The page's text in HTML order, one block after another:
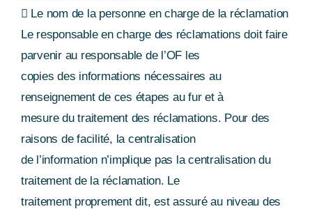
 Le nom de la personne en charge de la réclamation
Le responsable en charge des réclamations doit faire
parvenir au responsable de l’OF les
copies des informations nécessaires au
renseignement de ces étapes au fur et à
mesure du traitement des réclamations. Pour des
raisons de facilité, la centralisation
de l’information n’implique pas la centralisation du
traitement de la réclamation. Le
traitement proprement dit, est assuré au niveau des